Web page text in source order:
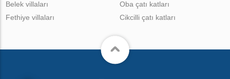
Belek villaları
Fethiye villaları
Oba çatı katları
Cikcilli çatı katları